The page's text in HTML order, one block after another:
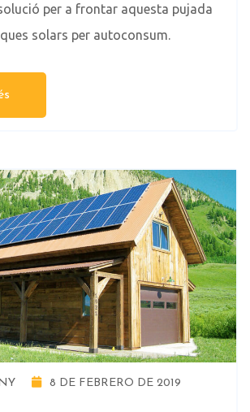
per a frontar aquesta pujada
solars per autoconsum.
8 DE FEBRERO DE 2019